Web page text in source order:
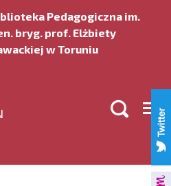
Pedagogiczna im.
bryg. prof. Elżbiety
w Toruniu
